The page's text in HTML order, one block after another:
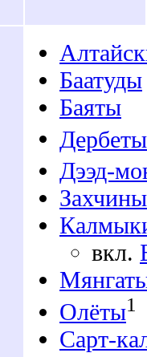
Баатуды
Баяты
Дербеты
Дээд-
Захчины
вкл.
Олёты1
Сарт-